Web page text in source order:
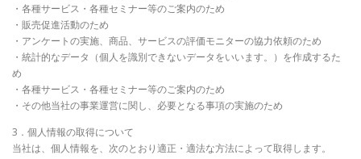
・各種サービス・各種セミナー等のご案内のため
・販売促進活動のため
・アンケートの実施、商品、サービスの評価モニターの協力依頼のため
・統計的なデータ（個人を識別できないデータをいいます。）を作成するた
め
・各種サービス・各種セミナー等のご案内のため
・その他当社の事業運営に関し、必要となる事項の実施のため
3．個人情報の取得について
当社は、個人情報を、次のとおり適正・適法な方法によって取得します。